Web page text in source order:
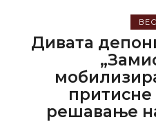
Дивата
притисне
решавање